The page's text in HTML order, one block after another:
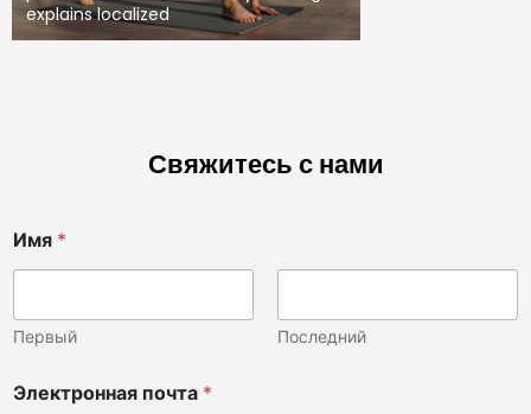
explains localized
Свяжитесь с нами
Имя *
Первый Последний
Электронная почта *